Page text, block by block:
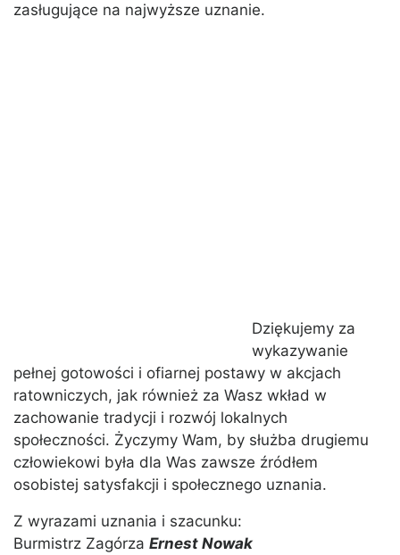
zasługujące na najwyższe uznanie.
Dziękujemy za
wykazywanie
pełnej gotowości i ofiarnej postawy w akcjach
ratowniczych, jak również za Wasz wkład w
zachowanie tradycji i rozwój lokalnych
społeczności. Życzymy Wam, by służba drugiemu
człowiekowi była dla Was zawsze źródłem
osobistej satysfakcji i społecznego uznania.
Z wyrazami uznania i szacunku:
Burmistrz Zagórza Ernest Nowak